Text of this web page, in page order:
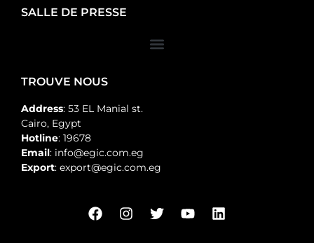
SALLE DE PRESSE
TROUVE NOUS
Address: 53 EL Manial st.
Cairo, Egypt
Hotline: 19678
Email: info@egic.com.eg
Export: export@egic.com.eg